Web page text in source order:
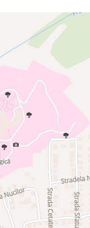
Proprietatea este
cadastrală este în regulă.